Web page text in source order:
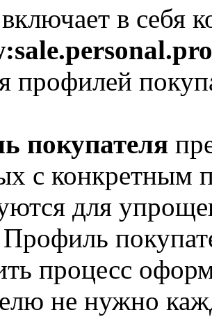
в себя
профилей
покупателя
с конкретным
для
Профиль
процесс
не нужно